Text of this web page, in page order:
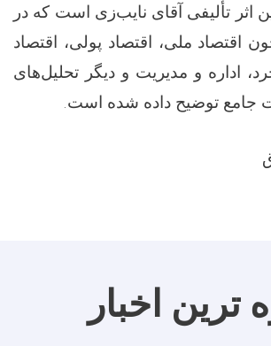
اثر تألیفی آقای نایب‌زی است که در
اقتصاد ملی، اقتصاد پولی، اقتصاد
اداره و مدیریت و دیگر تحلیل‌های
جامع توضیح داده شده است.
ترین اخبار